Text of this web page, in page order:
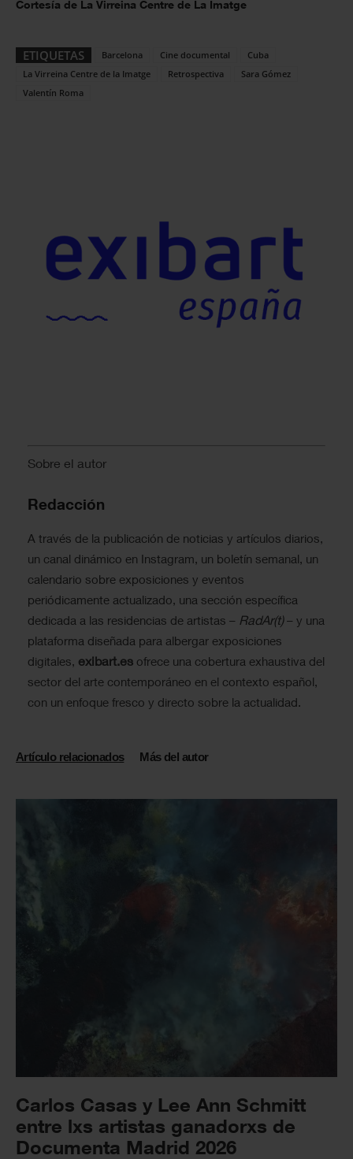
Cortesía de La Virreina Centre de La Imatge
ETIQUETAS Barcelona Cine documental
Cuba
La Virreina Centre de la Imatge
Retrospectiva
Sara Gómez
Valentín Roma
Sobre el autor
Redacción
A través de la publicación de noticias y artículos diarios,
un canal dinámico en Instagram, un boletín semanal, un
calendario sobre exposiciones y eventos
periódicamente actualizado, una sección específica
dedicada a las residencias de artistas – RadAr(t)– y una
plataforma diseñada para albergar exposiciones
digitales, exibart.es ofrece una cobertura exhaustiva del
sector del arte contemporáneo en el contexto español,
con un enfoque fresco y directo sobre la actualidad.
Artículo relacionados Más del autor
Carlos Casas y Lee Ann Schmitt
entre lxs artistas ganadorxs de
Documenta Madrid 2026